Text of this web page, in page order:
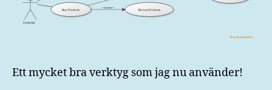
Ett mycket bra verktyg som jag nu använder!